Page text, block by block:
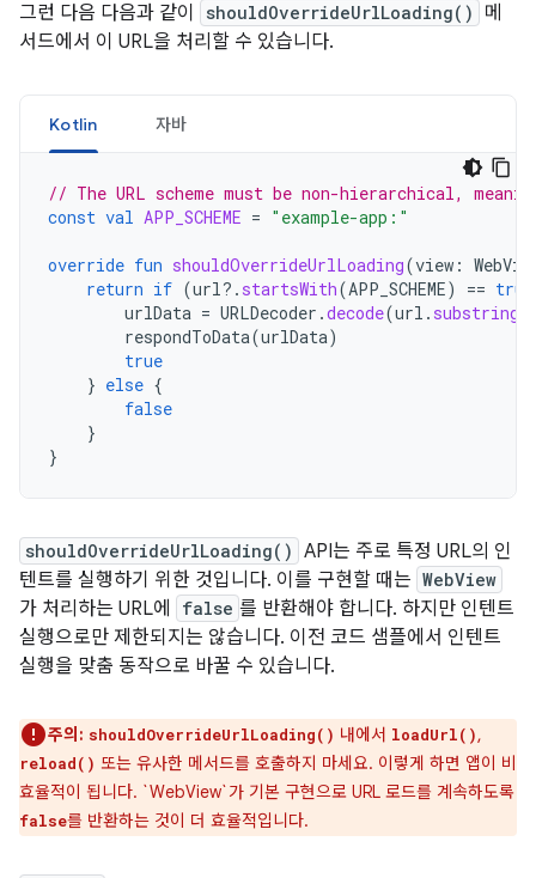
그런 다음 다음과 같이 shouldOverrideUrlLoading()
메
서드에서 이 URL을 처리할 수 있습니다.
Kotlin 자바
// The URL scheme must be non-hierarchical,
const val APP_SCHEME = "example-app:"
override fun shouldOverrideUrlLoading(view :
return if (url?. startsWith(APP_SCHEME) == true
urlData = URLDecoder .decode(url . substring
respondToData(urlData)
true
} else {
false
}
}
shouldOverrideUrlLoading() API는 주로 특정 URL의 인
텐트를 실행하기 위한 것입니다. 이를 구현할 때는 WebView
가 처리하는 URL에 false 를 반환해야 합니다. 하지만 인텐트
실행으로만 제한되지는 않습니다. 이전 코드 샘플에서 인텐트
실행을 맞춤 동작으로 바꿀 수 있습니다.
주의: shouldOverrideUrlLoading() 내에서 loadUrl(),
reload() 또는 유사한 메서드를 호출하지 마세요. 이렇게 하면 앱이 비
효율적이 됩니다. `WebView`가 기본 구현으로 URL 로드를 계속하도록
false를 반환하는 것이 더 효율적입니다.